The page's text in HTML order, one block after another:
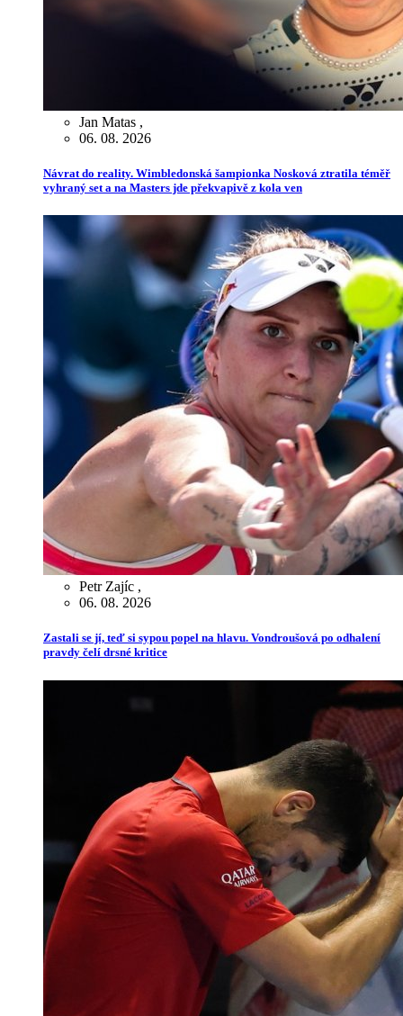
Jan Matas ,
06. 08. 2026
Návrat do reality. Wimbledonská šampionka Nosková ztratila téměř
vyhraný set a na Masters jde překvapivě z kola ven
Petr Zajíc ,
06. 08. 2026
Zastali se jí, teď si sypou popel na hlavu. Vondroušová po odhalení
pravdy čelí drsné kritice